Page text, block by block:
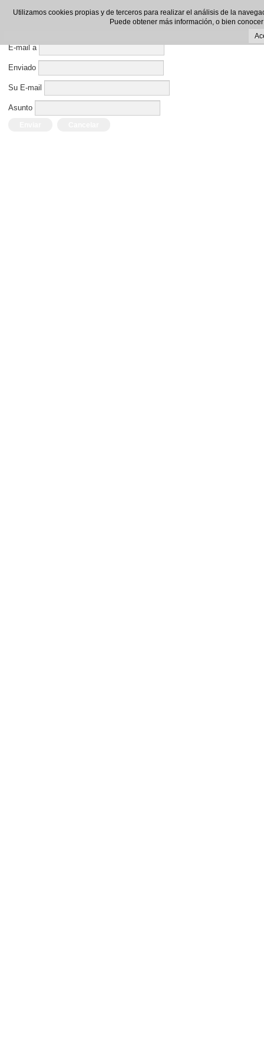
Enviar por E-mail este enlace a un amigo.
E-mail a
Enviado
Su E-mail
Asunto
Utilizamos cookies propias y de terceros para realizar el análisis de la
Puede obtener más información, o bien